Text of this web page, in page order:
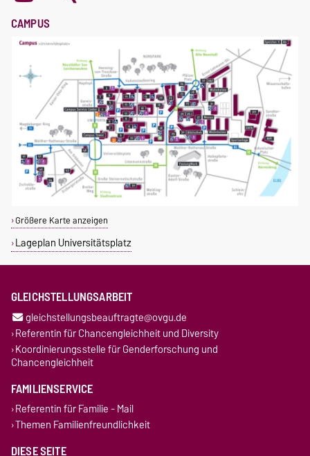
CAMPUS
Größere Karte anzeigen
Lageplan Universitätsplatz
GLEICHSTELLUNGSARBEIT
gleichstellungsbeauftragte@ovgu.de
Referentin für Chancengleichheit und Diversity
Koordinierungsstelle für Genderforschung und
Chancengleichheit
FAMILIENSERVICE
Referentin für Familie - Mail
Themen Familienfreundlichkeit
DIESE SEITE